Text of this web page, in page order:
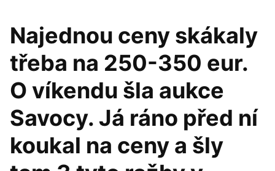
Najednou ceny skákaly
třeba na 250-350 eur.
O víkendu šla aukce
Savocy. Já ráno před ní
koukal na ceny a šly